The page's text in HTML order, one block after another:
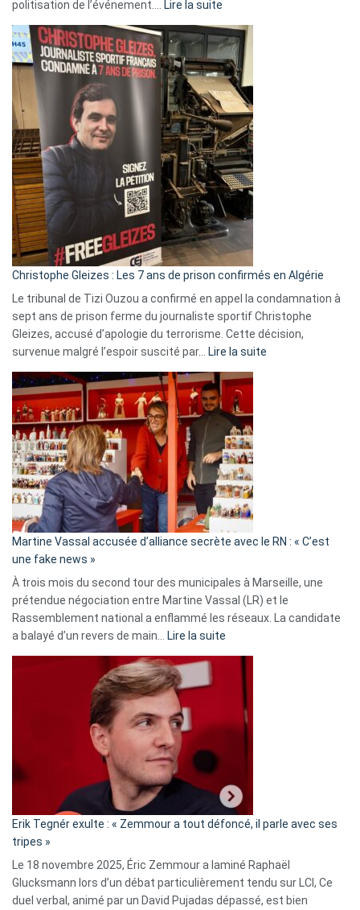
politisation de l’événement.… Lire la suite
Eurovision
2026
:
Pays-
Bas,
Espagne,
Irlande
et
Slovénie
rejettent
la
présence
d’Israël
Christophe Gleizes : Les 7 ans de prison confirmés en Algérie
Le tribunal de Tizi Ouzou a confirmé en appel la condamnation à
sept ans de prison ferme du journaliste sportif Christophe
Gleizes, accusé d’apologie du terrorisme. Cette décision,
survenue malgré l’espoir suscité par… Lire la suite
Algérie
Martine Vassal accusée d’alliance secrète avec le RN : « C’est
une fake news »
À trois mois du second tour des municipales à Marseille, une
prétendue négociation entre Martine Vassal (LR) et le
Rassemblement national a enflammé les réseaux. La candidate
a balayé d’un revers de main… Lire la suite
d’alliance
secrète
«
C’est
fake
news
»
Erik Tegnér exulte : « Zemmour a tout défoncé, il parle avec ses
tripes »
Le 18 novembre 2025, Éric Zemmour a laminé Raphaël
Glucksmann lors d’un débat particulièrement tendu sur LCI, Ce
duel verbal, animé par un David Pujadas dépassé, est bien